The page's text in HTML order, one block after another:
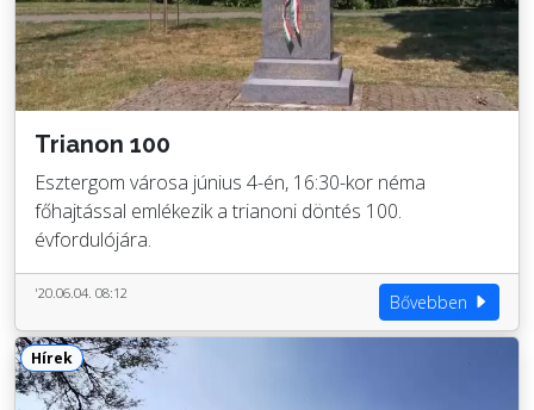
Trianon 100
Esztergom városa június 4-én, 16:30-kor néma
főhajtással emlékezik a trianoni döntés 100.
évfordulójára.
'20.06.04. 08:12 Bővebben
Hírek